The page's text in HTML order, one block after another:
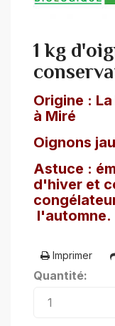
1 kg
Origine :
à Miré
Oignons
Astuce :
d'hiver et
l'automne.
Imprimer
Quantité: